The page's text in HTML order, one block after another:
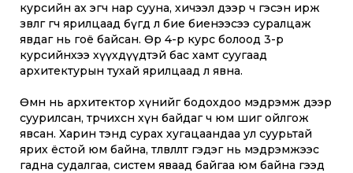
курсийн ах эгч нар сууна, хичээл дээр ч гэсэн ирж
зөвлөгөө өгч ярилцаад бүгд л бие биенээсээ суралцаж
явдаг нь гоё байсан. Өөрөө 4-р курс болоод 3-р
курсийнхээ хүүхдүүдтэй бас хамт суугаад
архитектурын тухай ярилцаад л явна.
Өмнө нь архитектор хүнийг бодохдоо мэдрэмж дээр
суурилсан, төрчихсөн хүн байдаг ч юм шиг ойлгож
явсан. Харин тэнд сурах хугацаандаа ул суурьтай
ярих ёстой юм байна, төлөвлөлт гэдэг нь мэдрэмжээс
гадна судалгаа, систем яваад байгаа юм байна гээд